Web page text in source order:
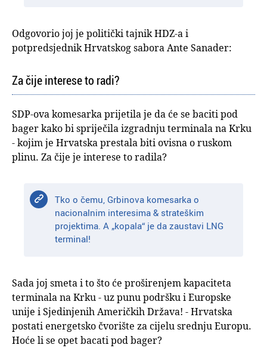
Odgovorio joj je politički tajnik HDZ-a i
potpredsjednik Hrvatskog sabora Ante Sanader:
Za čije interese to radi?
SDP-ova komesarka prijetila je da će se baciti pod
bager kako bi spriječila izgradnju terminala na Krku
- kojim je Hrvatska prestala biti ovisna o ruskom
plinu. Za čije je interese to radila?
Tko o čemu, Grbinova komesarka o
nacionalnim interesima & strateškim
projektima. A „kopala“ je da zaustavi LNG
terminal!
Sada joj smeta i to što će proširenjem kapaciteta
terminala na Krku - uz punu podršku i Europske
unije i Sjedinjenih Američkih Država! - Hrvatska
postati energetsko čvorište za cijelu srednju Europu.
Hoće li se opet bacati pod bager?